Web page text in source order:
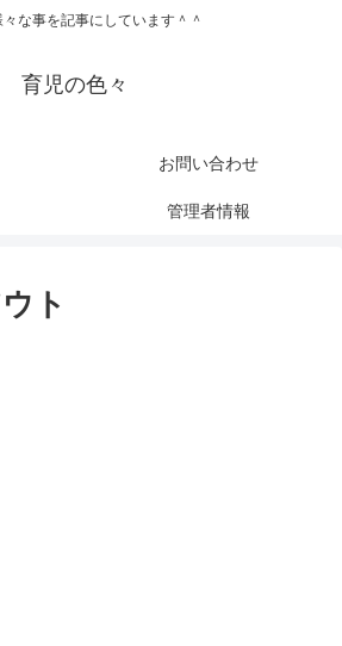
な事を記事にしています＾＾
育児の色々
お問い合わせ
管理者情報
ト